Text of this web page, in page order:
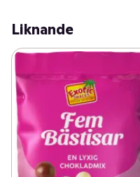
Liknande